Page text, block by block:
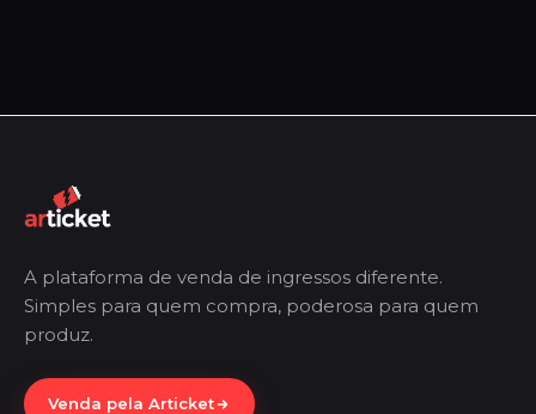
A plataforma de venda de ingressos diferente.
Simples para quem compra, poderosa para quem
produz.
Venda pela Articket